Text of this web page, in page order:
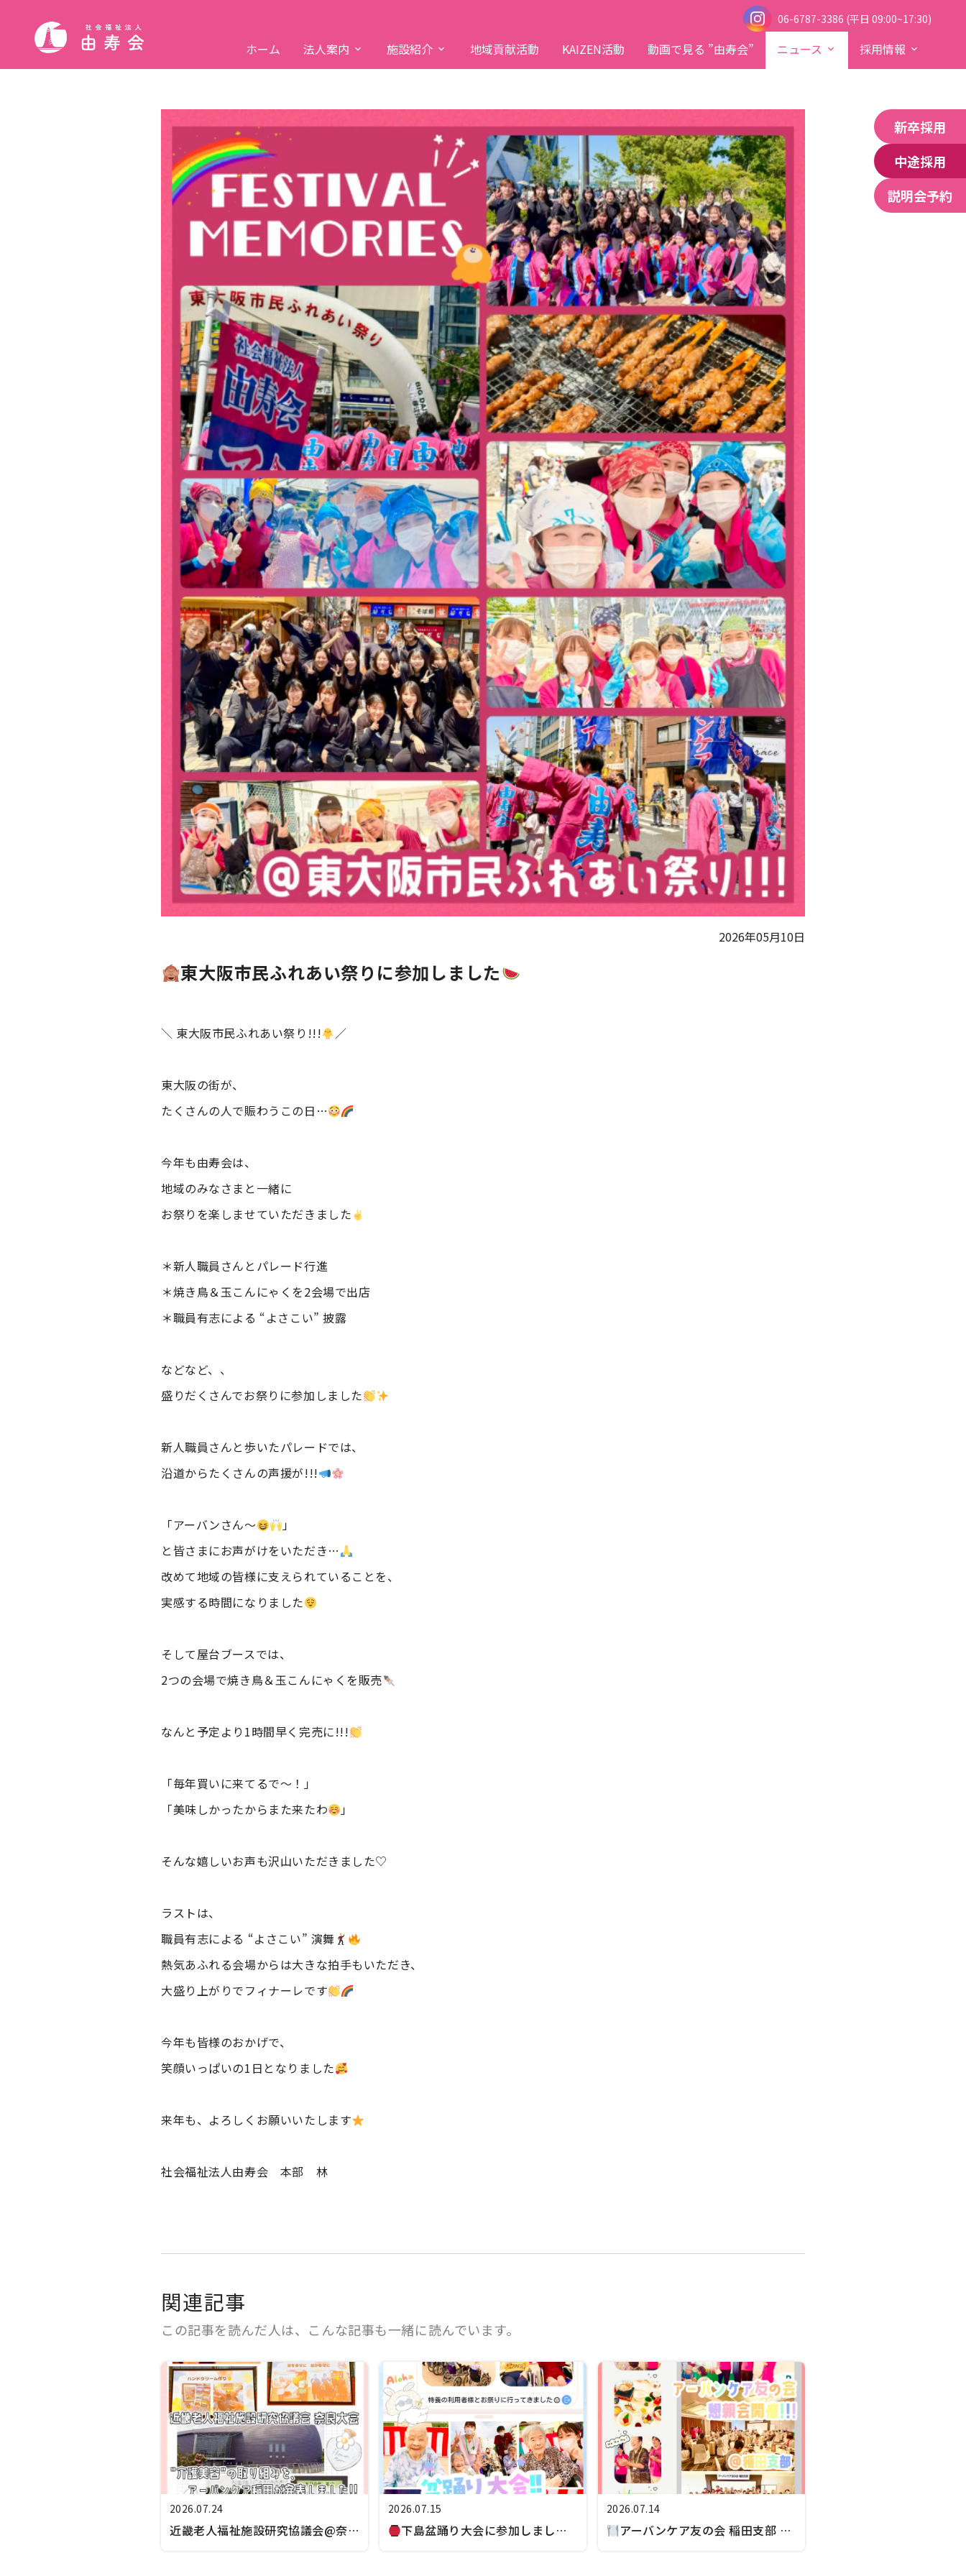
06-6787-3386 (平日 09:00~17:30)
ホーム 法人案内
法人案内トップ
法人理念 法人概要 事業紹介
組織図
施設紹介
施設紹介トップ
高齢者総合サービス 保育サービス メディカルサービス
地域貢献活動 KAIZEN活動 動画で見る ”由寿会” ニュース
ニューストップ
各施設ブログ
採用情報
採用情報トップ
人材育成 インタビュー 待遇
数字で見る由寿会 会社説明会（Web開催） Q&A（よくある質問）
新卒採用
中途採用
説明会予約
2026年05月10日
東大阪市民ふれあい祭りに参加しました
＼ 東大阪市民ふれあい祭り!!! ／
東大阪の街が、
たくさんの人で賑わうこの日…
今年も由寿会は、
地域のみなさまと一緒に
お祭りを楽しませていただきました
＊新人職員さんとパレード行進
＊焼き鳥＆玉こんにゃくを2会場で出店
＊職員有志による “よさこい” 披露
などなど、、
盛りだくさんでお祭りに参加しました
新人職員さんと歩いたパレードでは、
沿道からたくさんの声援が!!!
「アーバンさん〜
」
と皆さまにお声がけをいただき…
改めて地域の皆様に支えられていることを、
実感する時間になりました
そして屋台ブースでは、
2つの会場で焼き鳥＆玉こんにゃくを販売
なんと予定より1時間早く完売に!!!
「毎年買いに来てるで〜！」
「美味しかったからまた来たわ
」
そんな嬉しいお声も沢山いただきました♡
ラストは、
職員有志による “よさこい” 演舞
熱気あふれる会場からは大きな拍手もいただき、
大盛り上がりでフィナーレです
今年も皆様のおかげで、
笑顔いっぱいの1日となりました
来年も、よろしくお願いいたします
社会福祉法人由寿会 本部 林
関連記事
この記事を読んだ人は、こんな記事も一緒に読んでいます。
2026.07.24
近畿老人福祉施設研究協議会@奈
2026.07.15
下島盆踊り大会に参加しました
2026.07.14
アーバンケア友の会 稲田支部 食